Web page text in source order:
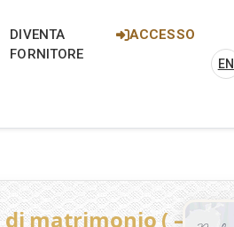
Italia, Croazia e Ungheria. Scopri
DIVENTA
FORNITORE
ACCESSO
EN
matrimonio ( –